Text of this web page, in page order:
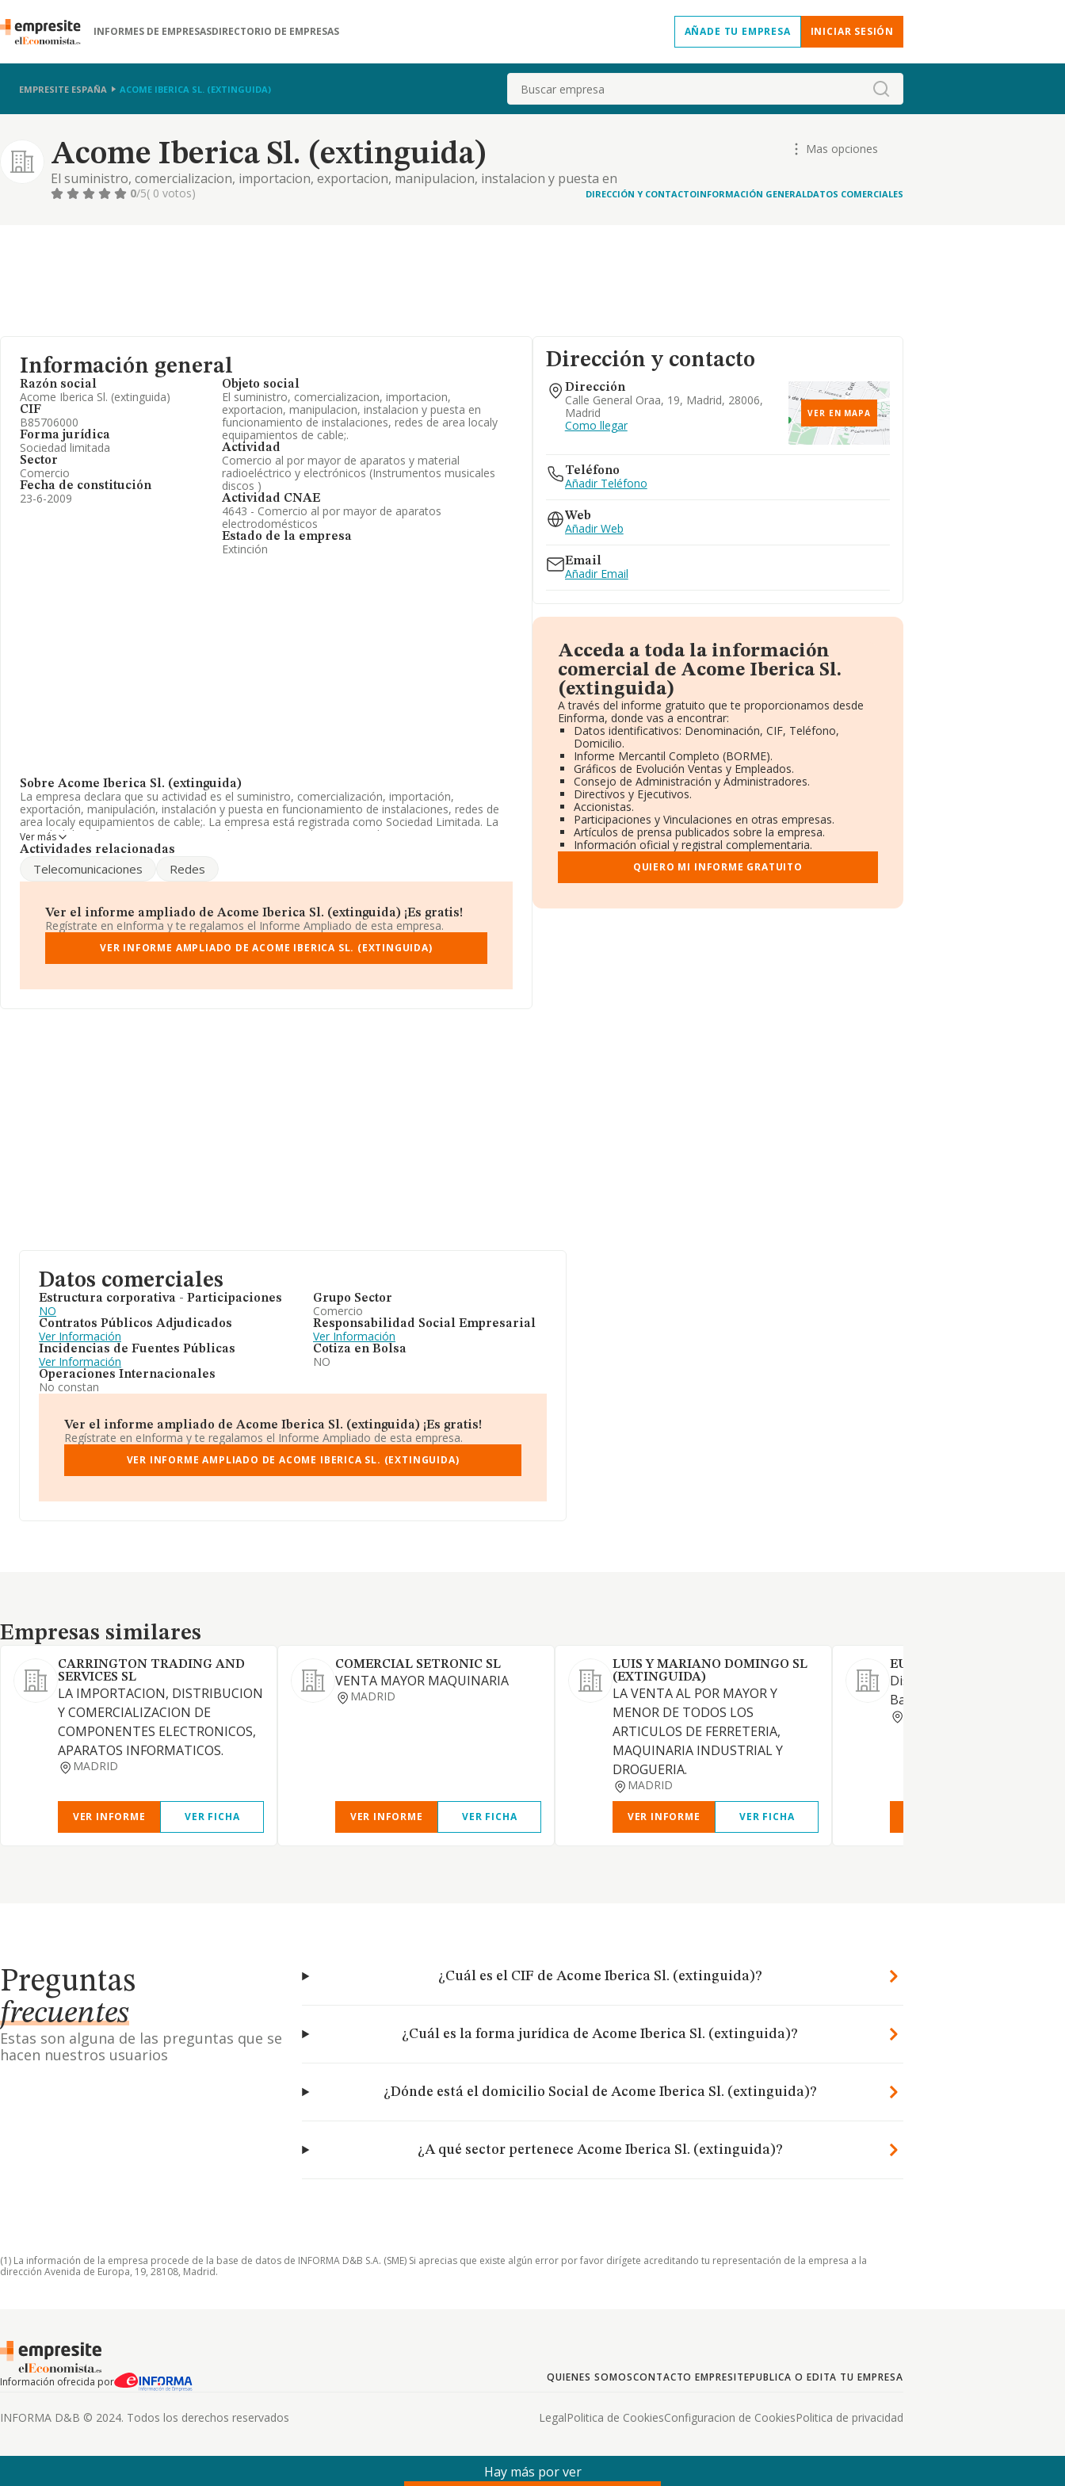
INFORMES DE EMPRESASDIRECTORIO DE EMPRESAS AÑADE TU EMPRESA INICIAR SESIÓN
EMPRESITE ESPAÑA ACOME IBERICA SL. (EXTINGUIDA) Buscar
Acome Iberica Sl. (extinguida)
El suministro, comercializacion, importacion, exportacion, manipulacion, instalacion y puesta en
funcionamiento de instalaciones, redes de area localy equipamientos de cable;.
Mas opciones
0/5( 0 votos) DIRECCIÓN Y CONTACTOINFORMACIÓN GENERALDATOS COMERCIALES
Información general
Razón social
Acome Iberica Sl. (extinguida)
CIF
B85706000
Forma jurídica
Sociedad limitada
Sector
Comercio
Fecha de constitución
23-6-2009
Objeto social
El suministro, comercializacion, importacion,
exportacion, manipulacion, instalacion y puesta en
funcionamiento de instalaciones, redes de area localy
equipamientos de cable;.
Actividad
Comercio al por mayor de aparatos y material
radioeléctrico y electrónicos (Instrumentos musicales
discos )
Actividad CNAE
4643 - Comercio al por mayor de aparatos
electrodomésticos
Estado de la empresa
Extinción
Sobre Acome Iberica Sl. (extinguida)
La empresa declara que su actividad es el suministro, comercialización, importación,
exportación, manipulación, instalación y puesta en funcionamiento de instalaciones, redes de
area localy equipamientos de cable;. La empresa está registrada como Sociedad Limitada. La
actividad de referencia CNAE corresponde a 'Comercio al por mayor de aparatos
electrodomésticos', cuyo Código es 4643. La empresa no tiene actividad en mercados
La empresaAcome Iberica S.L. (extinguida), CIF B85706000, tiene su domicilio social
En base a la información de la que dispone INFORMA sobre 12.125 compañías, a nivel nacional
la facturación asciende a 10.817 millones de euros y se calcula un promedio de facturación de
892 mil euros entre todas las compañías. Teniendo en cuenta la información sobre Madrid, en
la base de datos INFORMA constan 3119 empresas, cuyas ventas han alcanzado los 4.996
de empleados es de 2. La antigüedad alcanza los 19 años desde la constitución.
Ver más
Actividades relacionadas
Telecomunicaciones Redes
Ver el informe ampliado de Acome Iberica Sl. (extinguida) ¡Es gratis!
Regístrate en eInforma y te regalamos el Informe Ampliado de esta empresa.
VER INFORME AMPLIADO DE ACOME IBERICA SL. (EXTINGUIDA)
Dirección y contacto
Dirección
Calle General Oraa, 19, Madrid, 28006,
Madrid
Como llegar
VER EN MAPA
Teléfono
Añadir Teléfono
Web
Añadir Web
Email
Añadir Email
Acceda a toda la información
comercial de Acome Iberica Sl.
(extinguida)
A través del informe gratuito que te proporcionamos desde
Einforma, donde vas a encontrar:
Datos identificativos: Denominación, CIF, Teléfono,
Domicilio.
Informe Mercantil Completo (BORME).
Gráficos de Evolución Ventas y Empleados.
Consejo de Administración y Administradores.
Directivos y Ejecutivos.
Accionistas.
Participaciones y Vinculaciones en otras empresas.
Artículos de prensa publicados sobre la empresa.
Información oficial y registral complementaria.
QUIERO MI INFORME GRATUITO
Datos comerciales
Estructura corporativa - Participaciones
NO
Contratos Públicos Adjudicados
Ver Información
Incidencias de Fuentes Públicas
Ver Información
Operaciones Internacionales
No constan
Grupo Sector
Comercio
Responsabilidad Social Empresarial
Ver Información
Cotiza en Bolsa
NO
Ver el informe ampliado de Acome Iberica Sl. (extinguida) ¡Es gratis!
Regístrate en eInforma y te regalamos el Informe Ampliado de esta empresa.
VER INFORME AMPLIADO DE ACOME IBERICA SL. (EXTINGUIDA)
Empresas similares
Empresas similares
CARRINGTON TRADING AND
SERVICES SL
LA IMPORTACION, DISTRIBUCION
Y COMERCIALIZACION DE
COMPONENTES ELECTRONICOS,
APARATOS INFORMATICOS.
MADRID
VER INFORME VER FICHA
COMERCIAL SETRONIC SL
VENTA MAYOR MAQUINARIA
MADRID
VER INFORME VER FICHA
LUIS Y MARIANO DOMINGO SL
(EXTINGUIDA)
LA VENTA AL POR MAYOR Y
MENOR DE TODOS LOS
ARTICULOS DE FERRETERIA,
MAQUINARIA INDUSTRIAL Y
DROGUERIA.
MADRID
VER INFORME VER FICHA
EUROBERCASA SL
Distribuccion de Accesorios
Baño y Equipamiento
Preguntas
frecuentes
Estas son alguna de las preguntas que se
hacen nuestros usuarios
¿Cuál es el CIF de Acome Iberica Sl. (extinguida)?
¿Cuál es la forma jurídica de Acome Iberica Sl. (extinguida)?
¿Dónde está el domicilio Social de Acome Iberica Sl. (extinguida)?
¿A qué sector pertenece Acome Iberica Sl. (extinguida)?
(1) La información de la empresa procede de la base de datos de INFORMA D&B S.A. (SME) Si aprecias que existe algún error por favor dirígete acreditando tu representación de la empresa a la
dirección Avenida de Europa, 19, 28108, Madrid.
Información ofrecida por QUIENES SOMOSCONTACTO EMPRESITEPUBLICA O EDITA TU EMPRESA
INFORMA D&B © 2024. Todos los derechos reservados LegalPolitica de CookiesConfiguracion de CookiesPolitica de privacidad
Hay más por ver